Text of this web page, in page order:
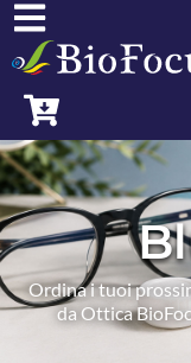
Ordina i tuoi
da Ottica